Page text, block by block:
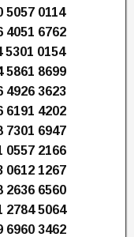
5057 0114
4051 6762
5301 0154
5861 8699
4926 3623
6191 4202
7301 6947
0557 2166
0612 1267
2636 6560
2784 5064
6960 3462